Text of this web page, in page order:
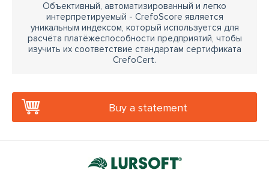
Объективный, автоматизированный и легко
интерпретируемый - CrefoScore является
уникальным индексом, который используется для
расчёта платёжеспособности предприятий, чтобы
изучить их соответствие стандартам сертификата
CrefoCert.
Buy a statement